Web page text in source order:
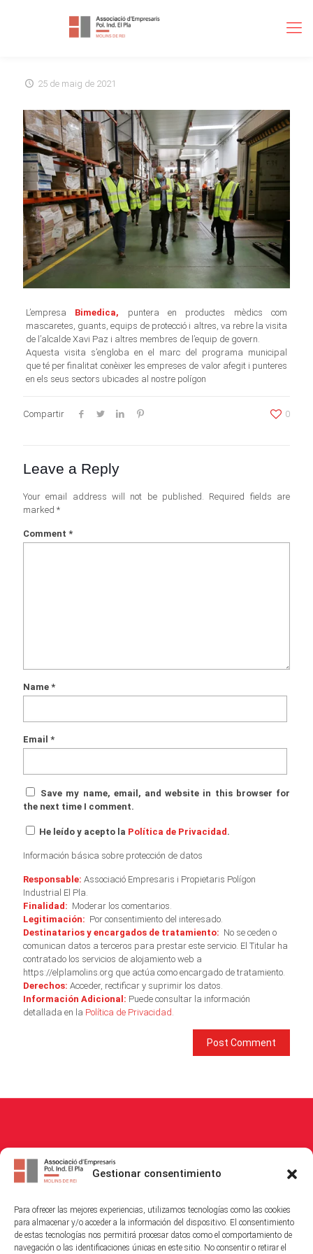
Gestionar consentimiento
Para ofrecer las mejores experiencias, utilizamos tecnologías como las cookies
para almacenar y/o acceder a la información del dispositivo. El consentimiento
de estas tecnologías nos permitirá procesar datos como el comportamiento de
navegación o las identificaciones únicas en este sitio. No consentir o retirar el
25 de maig de 2021
L’empresa Bimedica, puntera en productes mèdics com
mascaretes, guants, equips de protecció i altres, va rebre la visita
de l’alcalde Xavi Paz i altres membres de l’equip de govern.
Aquesta visita s’engloba en el marc del programa municipal
que té per finalitat conèixer les empreses de valor afegit i punteres
en els seus sectors ubicades al nostre polígon
Compartir 0
Leave a Reply
Your email address will not be published.
Required fields are
marked *
Comment *
Name *
Email *
Save my name, email, and website in this browser for
the next time I comment.
He leído y acepto la Política de Privacidad .
Información básica sobre protección de datos
Responsable: Associació Empresaris i Propietaris Polígon
Industrial El Pla.
Finalidad: Moderar los comentarios.
Legitimación: Por consentimiento del interesado.
Destinatarios y encargados de tratamiento: No se ceden o
comunican datos a terceros para prestar este servicio. El Titular ha
contratado los servicios de alojamiento web a
https://elplamolins.org que actúa como encargado de tratamiento.
Derechos: Acceder, rectificar y suprimir los datos.
Información Adicional: Puede consultar la información
detallada en la Política de Privacidad
© 2026Associació Empresaris i Propietaris Polígon Industrial El Pla
Rights Reserved.
Política de Cookies|Política de Privacitat| Avis Legal